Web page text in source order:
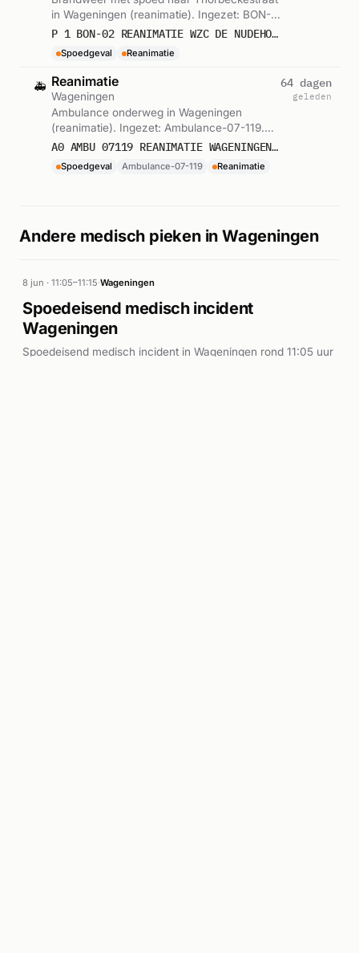
in Wageningen (reanimatie). Ingezet: BON-
02. Gemeld om 17:13.
P 1 BON-02 REANIMATIE WZC DE NUDEHOF THORBECKESTRAAT WAGENINGEN 073180
Spoedgeval Reanimatie
🚑 Reanimatie
Wageningen
Ambulance onderweg in Wageningen
(reanimatie). Ingezet: Ambulance-07-119.
Gemeld om 17:14.
A0 AMBU 07119 REANIMATIE WAGENINGEN RIT 172150
Spoedgeval Ambulance-07-119 Reanimatie
64 dagen
geleden
Andere medisch pieken in Wageningen
8 jun · 11:05–11:15·Wageningen
Spoedeisend medisch incident
Wageningen
Spoedeisend medisch incident in Wageningen rond 11:05 uur